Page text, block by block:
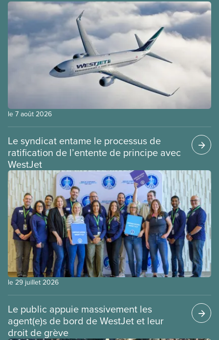
le 7 août 2026
Le syndicat entame le processus de
ratification de l’entente de principe avec
WestJet
le 29 juillet 2026
Le public appuie massivement les
agent(e)s de bord de WestJet et leur
droit de grève